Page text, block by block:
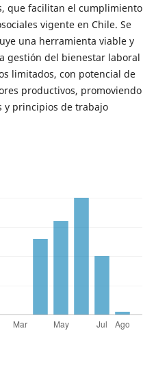
que facilitan el cumplimiento
vigente en Chile. Se
una herramienta viable y
gestión del bienestar laboral
limitados, con potencial de
productivos, promoviendo
y principios de trabajo